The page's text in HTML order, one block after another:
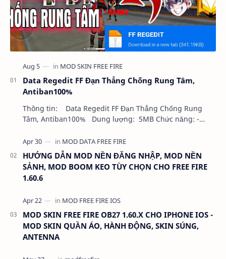
Data Regedit FF Đạn Thẳng Chống Rung Tâm,
Antiban100%
Thông tin: Data Regedit FF Đạn Thẳng Chống Rung
Tâm, Antiban100% Dung lượng: 5MB Chức năng: -
HƯỚNG DẪN MOD NỀN ĐĂNG NHẬP, MOD NỀN
SẢNH, MOD BOOM KEO TÙY CHỌN CHO FREE FIRE
1.60.6
MOD SKIN FREE FIRE OB27 1.60.X CHO IPHONE IOS -
MOD SKIN QUẦN ÁO, HÀNH ĐỘNG, SKIN SÚNG,
ANTENNA